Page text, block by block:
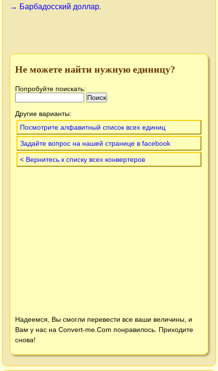
→ Барбадосский доллар.
Не можете найти нужную единицу?
Попробуйте поискать:
Другие варианты:
Посмотрите алфавитный список всех единиц
Задайте вопрос на нашей странице в facebook
< Вернитесь к списку всех конвертеров
Надеемся, Вы смогли перевести все ваши величины, и
Вам у нас на Convert-me.Com понравилось. Приходите
снова!